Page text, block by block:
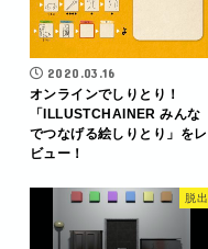
2020.03.16
オンラインでしりとり！
「ILLUSTCHAINER みんな
でつなげる絵しりとり」をレ
ビュー！
脱出